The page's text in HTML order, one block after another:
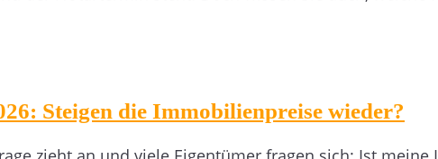
Steigen die Immobilienpreise wieder?